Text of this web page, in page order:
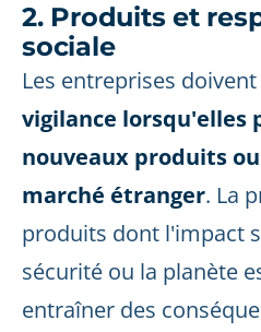
2. Produits et
sociale
Les entreprises
vigilance lorsqu'elles
nouveaux produits
marché étranger. La
produits dont l'impact
sécurité ou la planète
entraîner des